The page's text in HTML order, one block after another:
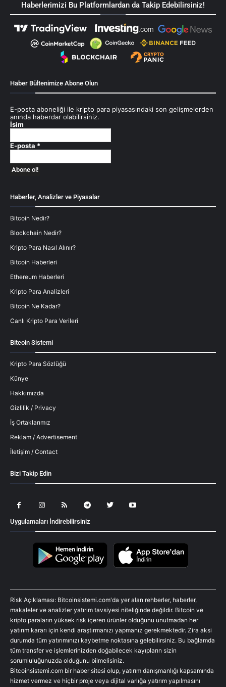
Haberlerimizi Bu Platformlardan da Takip Edebilirsiniz!
Haber Bültenimize Abone Olun
E-posta aboneliği ile kripto para piyasasındaki son gelişmelerden
anında haberdar olabilirsiniz.
İsim
E-posta *
Haberler, Analizler ve Piyasalar
Bitcoin Nedir?
Blockchain Nedir?
Kripto Para Nasıl Alınır?
Bitcoin Haberleri
Ethereum Haberleri
Kripto Para Analizleri
Bitcoin Ne Kadar?
Canlı Kripto Para Verileri
Bitcoin Sistemi
Kripto Para Sözlüğü
Künye
Hakkımızda
Gizlilik / Privacy
İş Ortaklarımız
Reklam / Advertisement
İletişim / Contact
Bizi Takip Edin
Uygulamaları İndirebilirsiniz
Risk Açıklaması: Bitcoinsistemi.com'da yer alan rehberler, haberler,
makaleler ve analizler yatırım tavsiyesi niteliğinde değildir. Bitcoin ve
kripto paraların yüksek risk içeren ürünler olduğunu unutmadan her
yatırım kararı için kendi araştırmanızı yapmanız gerekmektedir. Zira aksi
durumda tüm yatırımınızı kaybetme noktasına gelebilirsiniz. Bu bağlamda
tüm transfer ve işlemlerinizden doğabilecek kayıpların sizin
sorumluluğunuzda olduğunu bilmelisiniz.
Bitcoinsistemi.com bir haber sitesi olup, yatırım danışmanlığı kapsamında
hizmet vermez ve hiçbir proje veya dijital varlığa yatırım yapılmasını